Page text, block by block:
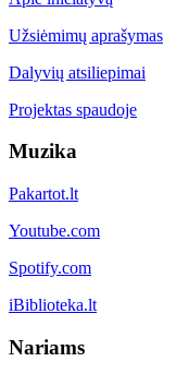
Užsiėmimų aprašymas
Dalyvių atsiliepimai
Projektas spaudoje
Muzika
Pakartot.lt
Youtube.com
Spotify.com
iBiblioteka.lt
Nariams